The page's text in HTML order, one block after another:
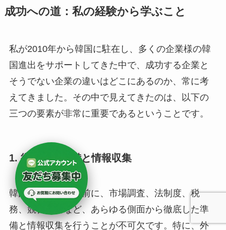
成功への道：私の経験から学ぶこと
私が2010年から韓国に駐在し、多くの企業様の韓
国進出をサポートしてきた中で、成功する企業と
そうでない企業の違いはどこにあるのか、常に考
えてきました。その中で見えてきたのは、以下の
三つの要素が非常に重要であるということです。
1. 徹底した準備と情報収集
韓国進出を決める前に、市場調査、法制度、税
務、競合分析など、あらゆる側面から徹底した準
備と情報収集を行うことが不可欠です。特に、外